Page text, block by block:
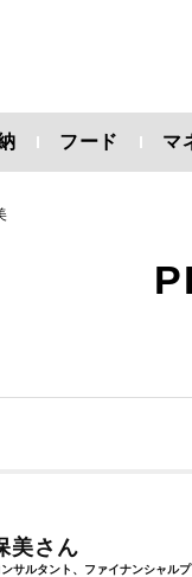
フード マ
美さん
サルタント、ファイナンシャル